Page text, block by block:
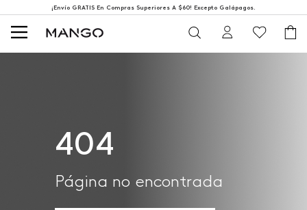
¡Envío GRATIS En Compras Superiores A $60! Excepto Galápagos.
404
Página no encontrada